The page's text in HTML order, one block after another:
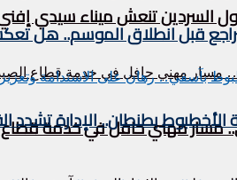
تنعش ميناء سيدي إفني..
مهني حافل في خدمة قطاع
قبل انطلاق الموسم.. هل
بطنطان.. الإدارة تشدد القيود